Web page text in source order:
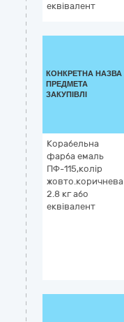
еквівалент
КОНКРЕТНА НАЗВА
ПРЕДМЕТА
ЗАКУПІВЛІ
Корабельна
фарба емаль
ПФ-115,колір
жовто.коричнева
2.8 кг або
еквівалент